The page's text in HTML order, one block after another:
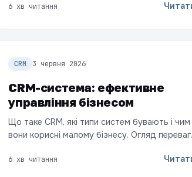
плюси й мінуси кожної.
6 хв читання
CRM 3 червня 2026
CRM-система: ефективне
управління бізнесом
Що таке CRM, які типи систем бувають і чим
вони корисні малому бізнесу. Огляд переваг
управління проєктами.
6 хв читання